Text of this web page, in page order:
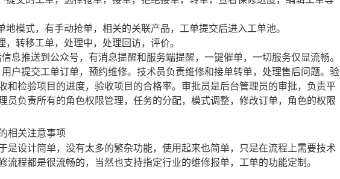
模式，有手动抢单，相关的关联产品，工单提交后进入工单池。
转移工单，处理中，处理回访，评价。
息推送到公众号，有消息提醒和服务端提醒，一键催单，一切服务仅显流畅。
户提交工单订单，预约维修。技术员负责维修和接单转单，处理售后问题。验
和检验项目的进度，验收项目的合格率。审批员是后台管理员的审批，负责平
员负责所有的角色权限管理，任务的分配，模式调整，修改订单，角色的权限
相关注意事项
设计简单，没有太多的繁杂功能，使用起来也简单，只是在流程上需要技术
流程都是很流畅的，当然也支持指定行业的维修报单，工单的功能定制。